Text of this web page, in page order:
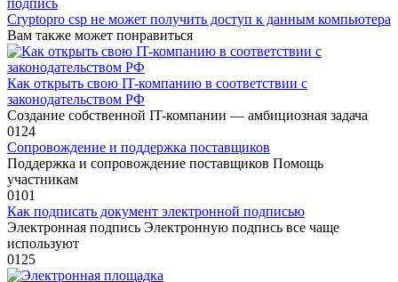
Cryptopro csp не может получить доступ к данным компьютера
Вам также может понравиться
Как открыть свою IT-компанию в соответствии с
законодательством РФ
Создание собственной IT-компании — амбициозная задача
0124
Сопровождение и поддержка поставщиков
Поддержка и сопровождение поставщиков Помощь
участникам
0101
Как подписать документ электронной подписью
Электронная подпись Электронную подпись все чаще
используют
0125